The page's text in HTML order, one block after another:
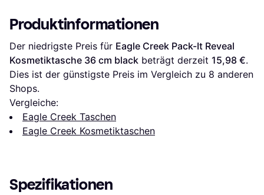
Produktinformationen
Der niedrigste Preis für Eagle Creek Pack-It Reveal
Kosmetiktasche 36 cm black beträgt derzeit 15,98 €.
Dies ist der günstigste Preis im Vergleich zu 8 anderen
Shops.
Vergleiche:
Eagle Creek Taschen
Eagle Creek Kosmetiktaschen
Spezifikationen